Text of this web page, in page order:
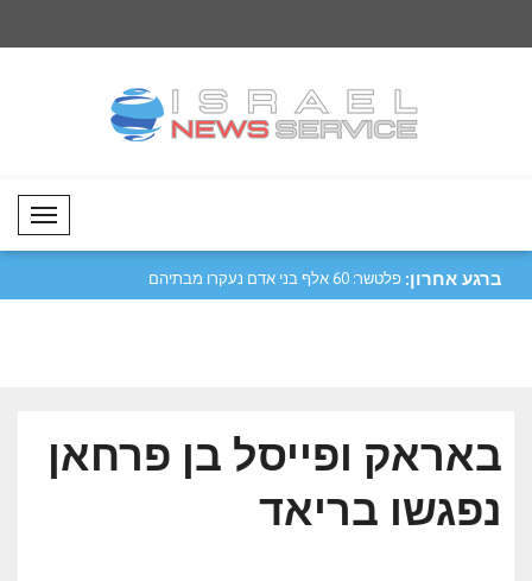
Mobil Menü
ברגע אחרון: פלטשר: 60 אלף בני אדם נעקרו מבתיהם של מכה
באראק ופייסל בן פרחאן
נפגשו בריאד